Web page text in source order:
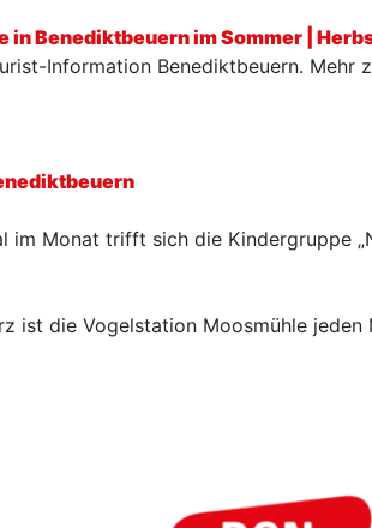
in Benediktbeuern im Sommer |
Information Benediktbeuern. Mehr
im Monat trifft sich die Kindergruppe
ist die Vogelstation Moosmühle